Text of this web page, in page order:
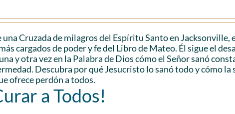
una Cruzada de milagros del Espíritu Santo en
cargados de poder y fe del Libro de Mateo. Él sigue el
y otra vez en la Palabra de Dios cómo el Señor sanó
Descubra por qué Jesucristo lo sanó todo y cómo la
ofrece perdón a todos.
a Todos!